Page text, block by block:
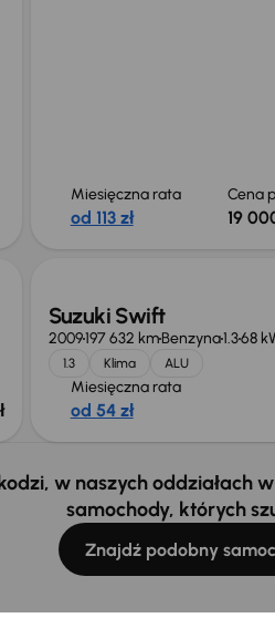
Miesięczna rata
od 113 zł
Cena
19
Świeżo skupione
Suzuki Swift
2009197 632 kmBenzyna1.368
1.3 Klima ALU
Miesięczna rata
od 54 zł
w naszych oddziałach
samochody, których
Znajdź podobny